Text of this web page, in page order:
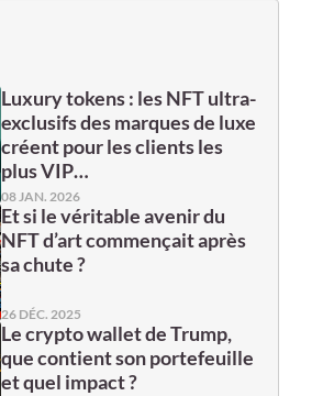
Luxury tokens : les NFT ultra-
exclusifs des marques de luxe
créent pour les clients les
plus VIP…
08 JAN. 2026
Et si le véritable avenir du
NFT d’art commençait après
sa chute ?
26 DÉC. 2025
Le crypto wallet de Trump,
que contient son portefeuille
et quel impact ?